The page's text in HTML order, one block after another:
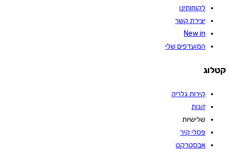
לקוחותינו
יצירת קשר
New in
המועדפים שלי
קטלוג
קירות גלריה
זוגות
שלישיות
פסלי קיר
אבסטרקט